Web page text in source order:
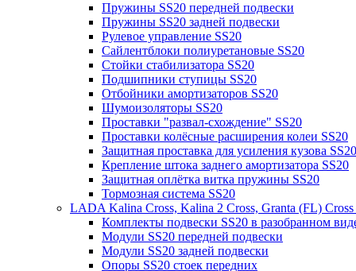
Пружины SS20 передней подвески
Пружины SS20 задней подвески
Рулевое управление SS20
Сайлентблоки полиуретановые SS20
Стойки стабилизатора SS20
Подшипники ступицы SS20
Отбойники амортизаторов SS20
Шумоизоляторы SS20
Проставки "развал-схождение" SS20
Проставки колёсные расширения колеи SS20
Защитная проставка для усиления кузова SS20
Крепление штока заднего амортизатора SS20
Защитная оплётка витка пружины SS20
Тормозная система SS20
LADA Kalina Cross, Kalina 2 Cross, Granta (FL) Cross
Комплекты подвески SS20 в разобранном
Модули SS20 передней подвески
Модули SS20 задней подвески
Опоры SS20 стоек передних